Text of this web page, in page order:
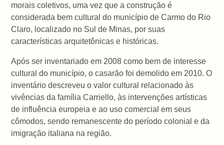
morais coletivos, uma vez que a construção é
considerada bem cultural do município de Carmo do Rio
Claro, localizado no Sul de Minas, por suas
características arquitetônicas e históricas.
Após ser inventariado em 2008 como bem de interesse
cultural do município, o casarão foi demolido em 2010. O
inventário descreveu o valor cultural relacionado às
vivências da família Carriello, às intervenções artísticas
de influência europeia e ao uso comercial em seus
cômodos, sendo remanescente do período colonial e da
imigração italiana na região.